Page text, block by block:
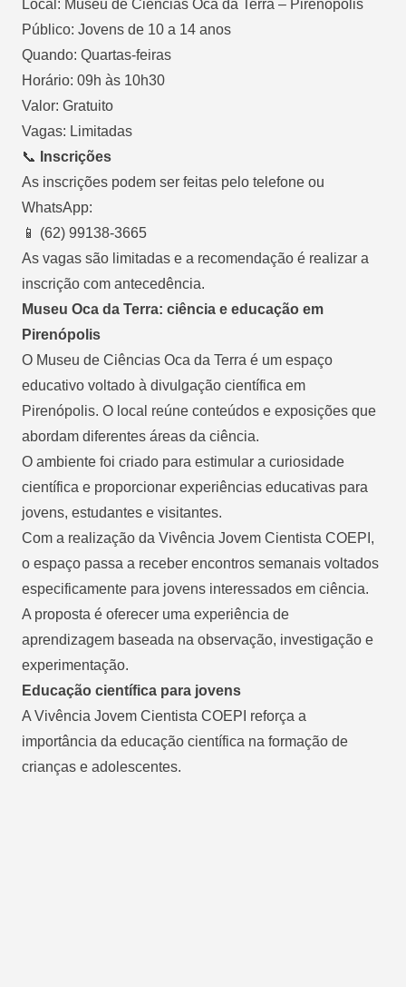
Local: Museu de Ciências Oca da Terra – Pirenópolis
Público: Jovens de 10 a 14 anos
Quando: Quartas-feiras
Horário: 09h às 10h30
Valor: Gratuito
Vagas: Limitadas
📞
Inscrições
As inscrições podem ser feitas pelo telefone ou
WhatsApp:
📱
(62) 99138-3665
As vagas são limitadas e a recomendação é realizar a
inscrição com antecedência.
Museu Oca da Terra: ciência e educação em
Pirenópolis
O Museu de Ciências Oca da Terra é um espaço
educativo voltado à divulgação científica em
Pirenópolis. O local reúne conteúdos e exposições que
abordam diferentes áreas da ciência.
O ambiente foi criado para estimular a curiosidade
científica e proporcionar experiências educativas para
jovens, estudantes e visitantes.
Com a realização da Vivência Jovem Cientista COEPI,
o espaço passa a receber encontros semanais voltados
especificamente para jovens interessados em ciência.
A proposta é oferecer uma experiência de
aprendizagem baseada na observação, investigação e
experimentação.
Educação científica para jovens
A Vivência Jovem Cientista COEPI reforça a
importância da educação científica na formação de
crianças e adolescentes.